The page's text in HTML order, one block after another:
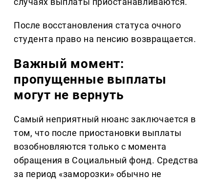
После восстановления статуса очного
студента право на пенсию возвращается.
Важный момент:
пропущенные выплаты
могут не вернуть
Самый неприятный нюанс заключается в
том, что после приостановки выплаты
возобновляются только с момента
обращения в Социальный фонд. Средства
за период «заморозки» обычно не